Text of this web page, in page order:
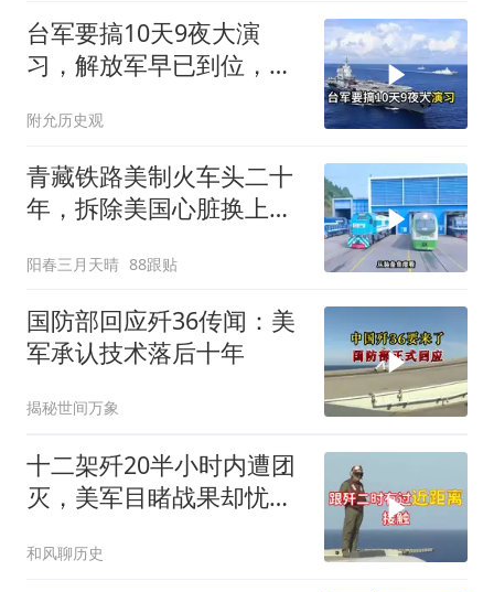
台军要搞10天9夜大演
习，解放军早已到位，美
味了
附允历史观
青藏铁路美制火车头二十
年，拆除美国心脏换上绿
阳春三月天晴 88跟贴
国防部回应歼36传闻：美
军承认技术落后十年
揭秘世间万象
十二架歼20半小时内遭团
灭，美军目睹战果却忧心
和风聊历史